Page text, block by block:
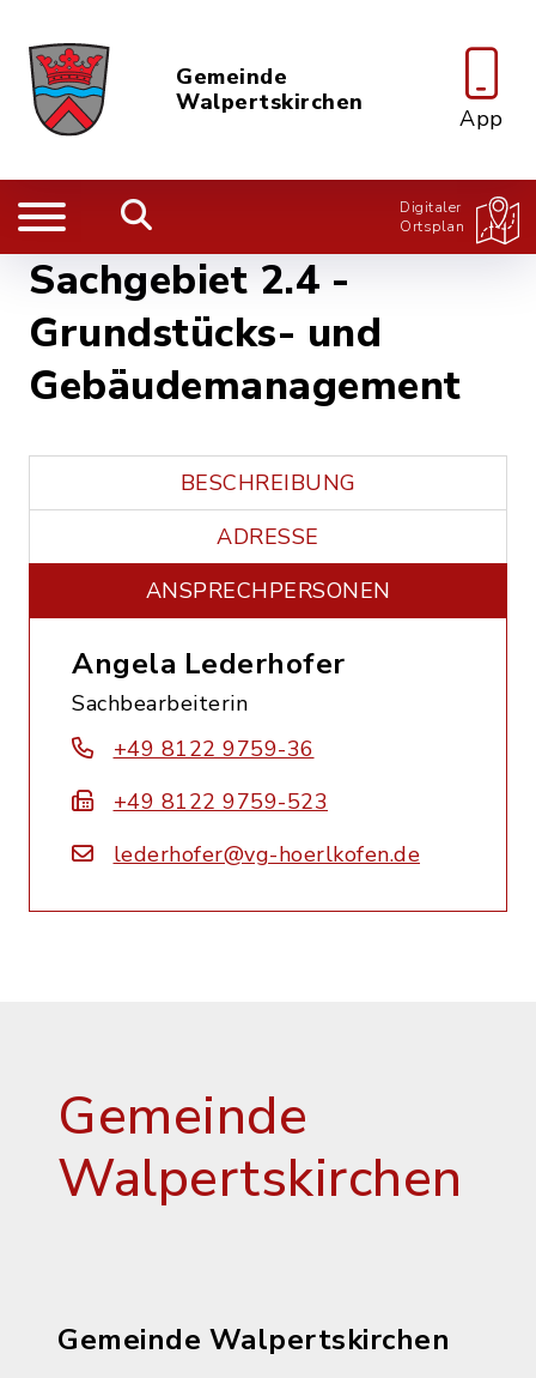
Gemeinde
Walpertskirchen
App
Digitaler
Ortsplan
Sachgebiet 2.4 -
Grundstücks- und
Gebäudemanagement
BESCHREIBUNG
ADRESSE
ANSPRECHPERSONEN
Angela Lederhofer
Sachbearbeiterin
+49 8122 9759-36
+49 8122 9759-523
lederhofer@vg-hoerlkofen.de
Gemeinde
Walpertskirchen
Gemeinde Walpertskirchen